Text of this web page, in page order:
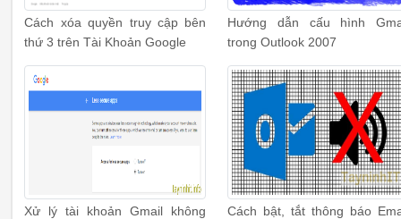
Cách xóa quyền truy cập bên
thứ 3 trên Tài Khoản Google
Hướng dẫn cấu hình
trong Outlook 2007
Xử lý tài khoản Gmail không
Cách bật, tắt thông báo